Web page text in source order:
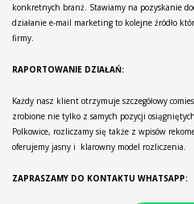
konkretnych branż. Stawiamy na pozyskanie
działanie e-mail marketing to kolejne źródło
firmy.
RAPORTOWANIE DZIAŁAŃ:
Każdy nasz klient otrzymuje szczegółowy
zrobione nie tylko z samych pozycji
Polkowice, rozliczamy się także z wpisów
oferujemy jasny i klarowny model rozliczenia.
ZAPRASZAMY DO KONTAKTU WHATSAPP: